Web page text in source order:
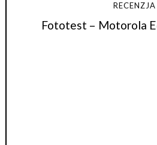
RECENZJA
Fototest – Motorola